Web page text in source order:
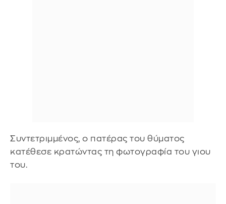
Συντετριμμένος, ο πατέρας του θύματος
κατέθεσε κρατώντας τη φωτογραφία του γιου
του.